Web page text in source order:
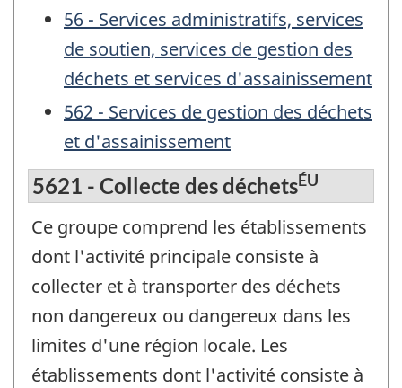
56 - Services administratifs, services
de soutien, services de gestion des
déchets et services d'assainissement
562 - Services de gestion des déchets
et d'assainissement
5621 - Collecte des déchetsÉU
Ce groupe comprend les établissements
dont l'activité principale consiste à
collecter et à transporter des déchets
non dangereux ou dangereux dans les
limites d'une région locale. Les
établissements dont l'activité consiste à